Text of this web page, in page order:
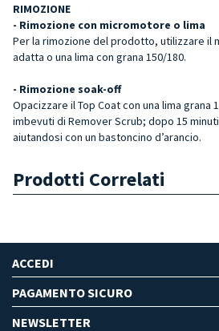
RIMOZIONE
- Rimozione con micromotore o lima
Per la rimozione del prodotto, utilizzare il
adatta o una lima con grana 150/180.
- Rimozione soak-off
Opacizzare il Top Coat con una lima grana
imbevuti di Remover Scrub; dopo 15
aiutandosi con un bastoncino d’arancio.
Prodotti Correlati
ACCEDI
PAGAMENTO SICURO
NEWSLETTER